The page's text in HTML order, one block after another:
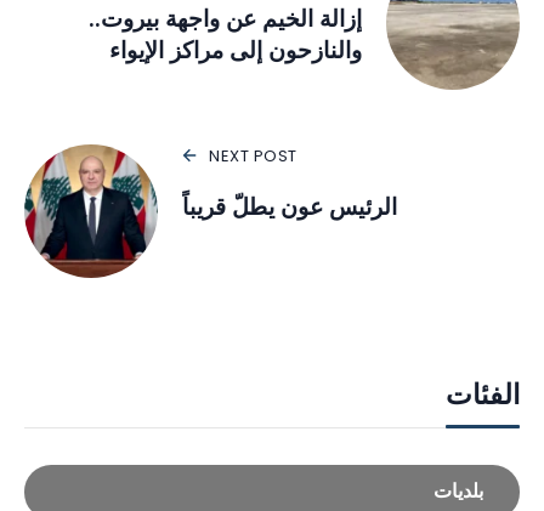
إزالة الخيم عن واجهة بيروت..
والنازحون إلى مراكز الإيواء
NEXT POST
الرئيس عون يطلّ قريباً
الفئات
بلديات